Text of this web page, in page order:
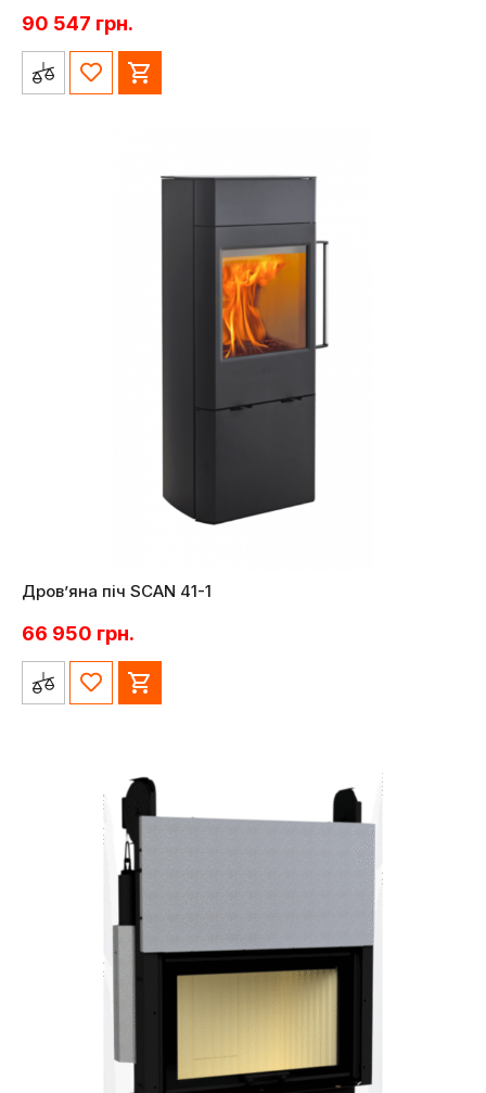
90 547 грн.
Дров’яна піч SCAN 41-1
66 950 грн.